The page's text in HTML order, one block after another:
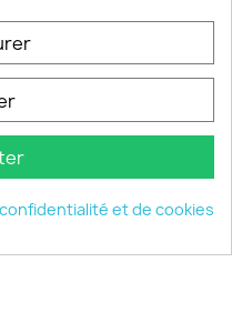


keyboard_arrow_down
et de cookies